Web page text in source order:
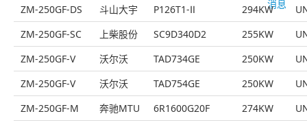
ZM-250GF-DS
斗山大宇 P126T1-Ⅱ 294KW
ZM-250GF-SC
上柴股份 SC9D340D2 255KW
ZM-250GF-V
沃尔沃 TAD734GE 250KW
ZM-250GF-V
沃尔沃 TAD754GE 250KW
ZM-250GF-M
奔驰MTU 6R1600G20F 274KW